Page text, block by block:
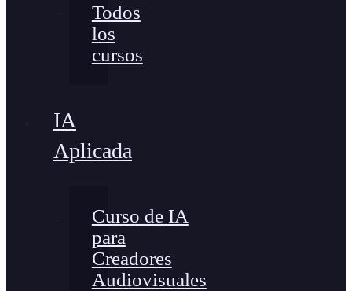
Todos
los
cursos
IA
Aplicada
Curso de IA
para
Creadores
Audiovisuales